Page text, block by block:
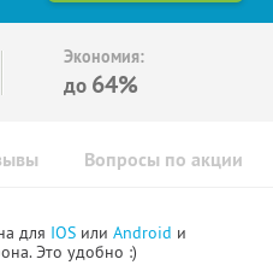
Экономия:
до 64%
Вопросы по акции
для IOS или Android и
Это удобно :)